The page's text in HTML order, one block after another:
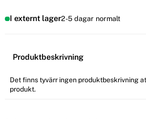
I externt lager2-5 dagar normalt
Produktbeskrivning
Det finns tyvärr ingen produktbeskrivning
produkt.